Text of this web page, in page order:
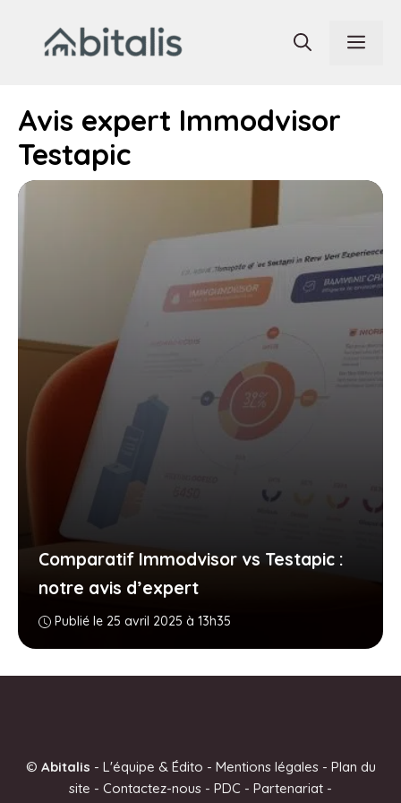
contenu
Avis expert Immodvisor
Testapic
Comparatif Immodvisor vs Testapic :
notre avis d’expert
Publié le 25 avril 2025 à 13h35
© Abitalis - L'équipe & Édito - Mentions légales- Plan du
site - Contactez-nous - PDC - Partenariat -